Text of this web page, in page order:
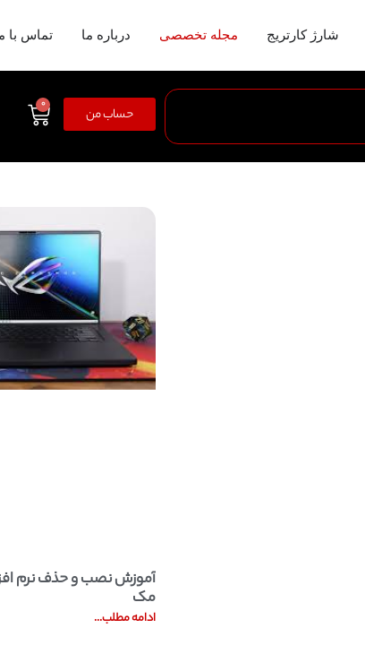
شارژ کارتریج مجله تخصصی درباره ما تماس با
حساب من
0
لیست
آموزش نصب و حذف نرم
مک
ادامه مطلب...